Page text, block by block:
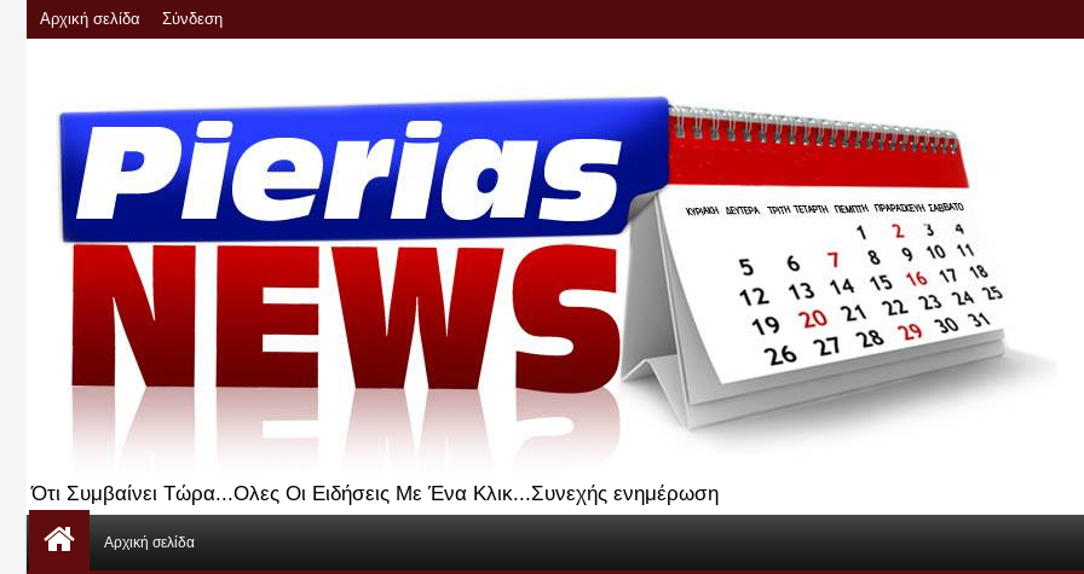
Αρχική σελίδα Σύνδεση
Ότι Συμβαίνει Τώρα...Ολες Οι Ειδήσεις Με Ένα Κλικ...Συνεχής ενημέρωση
Αρχική σελίδα